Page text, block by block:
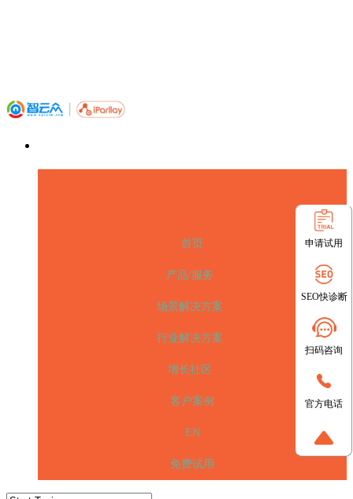
首页
产品/服务
场景解决方案
行业解决方案
增长社区
客户案例
EN
免费试用
申请试用
SEO快诊断
扫码咨询
官方电话